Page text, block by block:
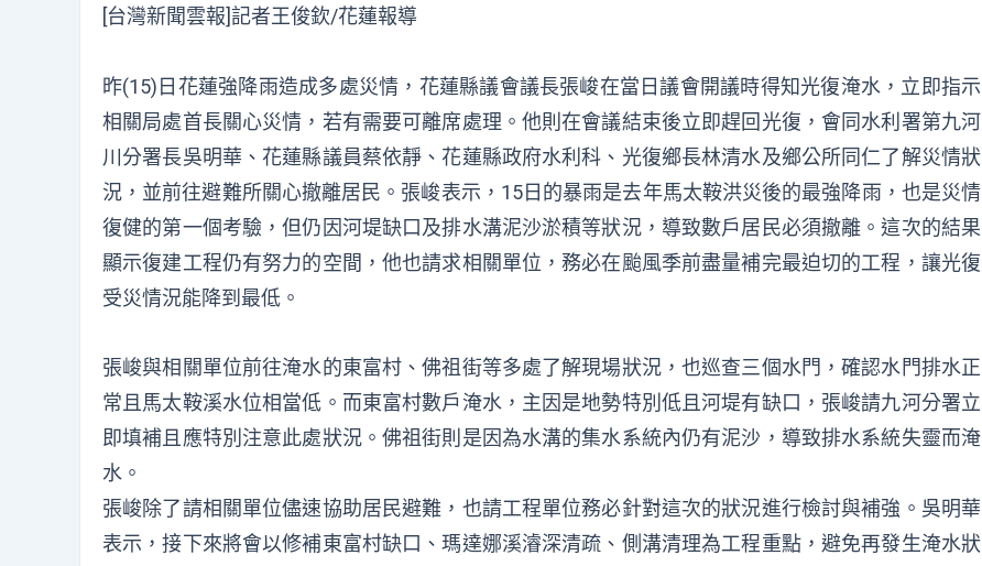
[台灣新聞雲報]記者王俊欽/花蓮報導
昨(15)日花蓮強降雨造成多處災情，花蓮縣議會議長張峻在當日議會開議時得知光復淹水，立即指示
相關局處首長關心災情，若有需要可離席處理。他則在會議結束後立即趕回光復，會同水利署第九河
川分署長吳明華、花蓮縣議員蔡依靜、花蓮縣政府水利科、光復鄉長林清水及鄉公所同仁了解災情狀
況，並前往避難所關心撤離居民。張峻表示，15日的暴雨是去年馬太鞍洪災後的最強降雨，也是災情
復健的第一個考驗，但仍因河堤缺口及排水溝泥沙淤積等狀況，導致數戶居民必須撤離。這次的結果
顯示復建工程仍有努力的空間，他也請求相關單位，務必在颱風季前盡量補完最迫切的工程，讓光復
受災情況能降到最低。
張峻與相關單位前往淹水的東富村、佛祖街等多處了解現場狀況，也巡查三個水門，確認水門排水正
常且馬太鞍溪水位相當低。而東富村數戶淹水，主因是地勢特別低且河堤有缺口，張峻請九河分署立
即填補且應特別注意此處狀況。佛祖街則是因為水溝的集水系統內仍有泥沙，導致排水系統失靈而淹
水。
張峻除了請相關單位儘速協助居民避難，也請工程單位務必針對這次的狀況進行檢討與補強。吳明華
表示，接下來將會以修補東富村缺口、瑪達娜溪濬深清疏、側溝清理為工程重點，避免再發生淹水狀